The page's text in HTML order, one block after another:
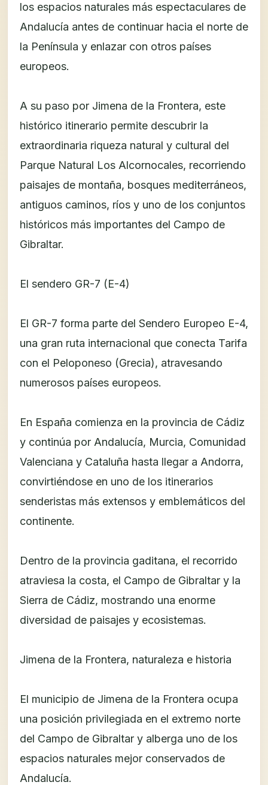
los espacios naturales más espectaculares de
Andalucía antes de continuar hacia el norte de
la Península y enlazar con otros países
europeos.
A su paso por Jimena de la Frontera, este
histórico itinerario permite descubrir la
extraordinaria riqueza natural y cultural del
Parque Natural Los Alcornocales, recorriendo
paisajes de montaña, bosques mediterráneos,
antiguos caminos, ríos y uno de los conjuntos
históricos más importantes del Campo de
Gibraltar.
El sendero GR-7 (E-4)
El GR-7 forma parte del Sendero Europeo E-4,
una gran ruta internacional que conecta Tarifa
con el Peloponeso (Grecia), atravesando
numerosos países europeos.
En España comienza en la provincia de Cádiz
y continúa por Andalucía, Murcia, Comunidad
Valenciana y Cataluña hasta llegar a Andorra,
convirtiéndose en uno de los itinerarios
senderistas más extensos y emblemáticos del
continente.
Dentro de la provincia gaditana, el recorrido
atraviesa la costa, el Campo de Gibraltar y la
Sierra de Cádiz, mostrando una enorme
diversidad de paisajes y ecosistemas.
Jimena de la Frontera, naturaleza e historia
El municipio de Jimena de la Frontera ocupa
una posición privilegiada en el extremo norte
del Campo de Gibraltar y alberga uno de los
espacios naturales mejor conservados de
Andalucía.